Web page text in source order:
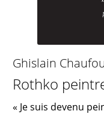
Ghislain
Rothko
« Je suis devenu